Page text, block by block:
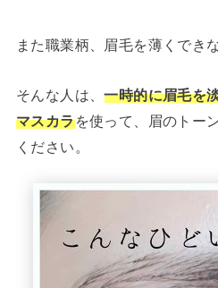
また職業柄、眉毛を薄くでき
そんな人は、一時的に眉毛を
マスカラを使って、眉のトー
ください。